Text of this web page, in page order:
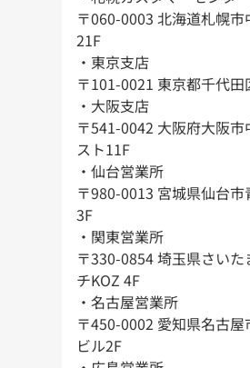
〒060-0003 北海道札幌
21F
・東京支店
〒101-0021 東京都千代
・大阪支店
〒541-0042 大阪府大阪
スト11F
・仙台営業所
〒980-0013 宮城県仙台
3F
・関東営業所
〒330-0854 埼玉県さい
チKOZ 4F
・名古屋営業所
〒450-0002 愛知県名古
ビル2F